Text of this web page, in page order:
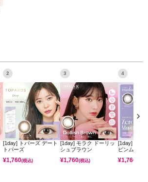
2
[1day] トパーズ デート
トパーズ
¥1,760(税込)
3
[1day] モラク ドーリッ
シュブラウン
¥1,760(税込)
4
[1day] ミレ
ピンムーン
¥1,760